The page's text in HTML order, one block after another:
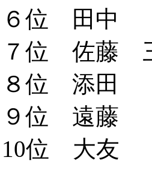
６位 田中
７位 佐藤
８位 添田
９位 遠藤
10位 大友